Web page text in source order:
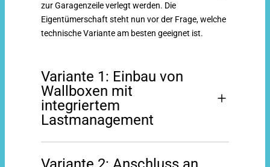
zur Garagenzeile verlegt werden. Die
Eigentümerschaft steht nun vor der Frage, welche
technische Variante am besten geeignet ist.
Variante 1: Einbau von
Wallboxen mit
integriertem
Lastmanagement
können miteinander kommunizieren, um den